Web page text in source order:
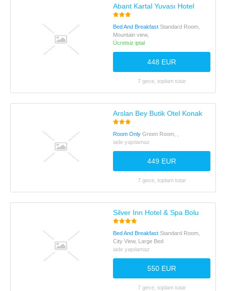
Abant Kartal Yuvası Hotel
Bed And Breakfast Standard Room,
Mountain view,
Ücretsiz iptal
448 EUR
7 gece, toplam tutar
Arslan Bey Butik Otel Konak
Room Only Green Room, ,
iade yapılamaz
449 EUR
7 gece, toplam tutar
Silver Inn Hotel & Spa Bolu
Bed And Breakfast Standard Room,
City View, Large Bed
iade yapılamaz
550 EUR
7 gece, toplam tutar